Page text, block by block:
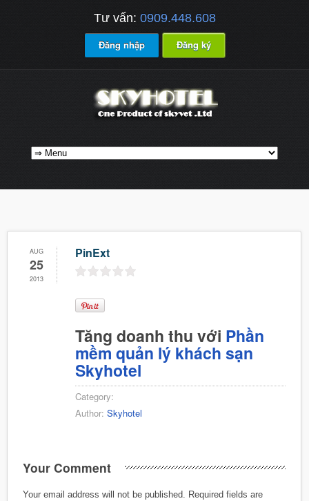
Tư vấn: 0909.448.608
Đăng nhập Đăng ký
AUG
25
2013
PinExt
Tăng doanh thu với Phần
mềm quản lý khách sạn
Skyhotel
Category:
Author: Skyhotel
Your Comment
Your email address will not be published.
Required fields are